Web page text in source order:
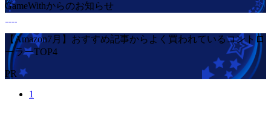
GameWithからのお知らせ
【Amazon7月】おすすめ記事からよく買われているコントロ
ーラーTOP4
PR
1